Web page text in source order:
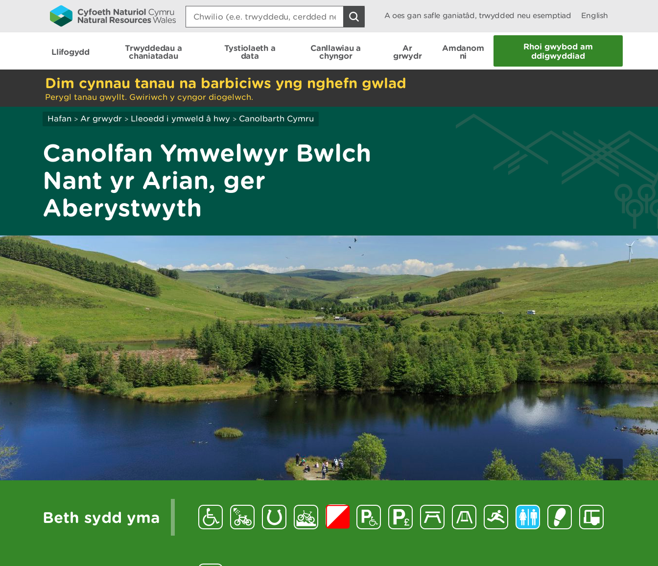
Search:
A oes gan safle ganiatâd, trwydded neu esemptiad English
Llifogydd
Trwyddedau a
chaniatadau
Tystiolaeth a
data
Canllawiau a
chyngor
Ar
grwydr
Amdanom
ni
Rhoi gwybod am
ddigwyddiad
Dim cynnau tanau na barbiciws yng nghefn gwlad
Perygl tanau gwyllt. Gwiriwch y cyngor diogelwch.
Hafan > Ar grwydr > Lleoedd i ymweld â hwy > Canolbarth Cymru
Canolfan Ymwelwyr Bwlch
Nant yr Arian, ger
Aberystwyth
Beth sydd yma